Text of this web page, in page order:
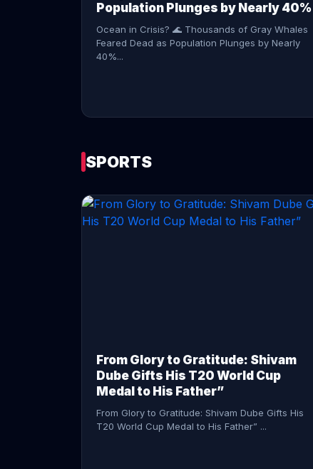
Population Plunges by Nearly 40%
Ocean in Crisis? 🌊 Thousands of Gray Whales
Feared Dead as Population Plunges by Nearly
40%...
SPORTS
From Glory to Gratitude: Shivam
Dube Gifts His T20 World Cup
Medal to His Father”
From Glory to Gratitude: Shivam Dube Gifts His
T20 World Cup Medal to His Father” ...